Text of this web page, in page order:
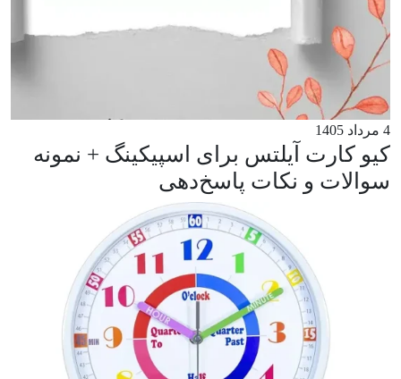
4 مرداد 1405
کیو کارت آیلتس برای اسپیکینگ + نمونه
سوالات و نکات پاسخ‌دهی